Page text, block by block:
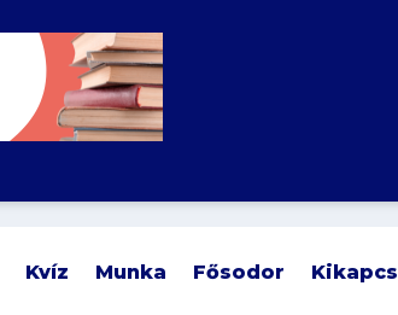
Kvíz Munka Fősodor Kikapcs